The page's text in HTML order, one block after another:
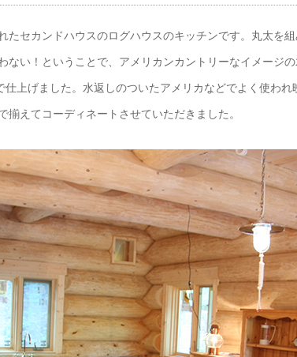
たセカンドハウスのログハウスのキッチンです。丸太を
ない！ということで、アメリカンカントリーなイメージ
仕上げました。水返しのついたアメリカなどでよく使わ
揃えてコーディネートさせていただきました。